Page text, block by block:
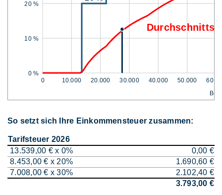
0 %
10 %
20 %
0 10.000 20.000 30.000 40.000 50.000
So setzt sich Ihre Einkommensteuer zusammen:
Tarifsteuer 2026
13.539,00 € x 0%
0,00 €
8.453,00 € x 20%
1.690,60 €
7.008,00 € x 30%
2.102,40 €
3.793,00 €